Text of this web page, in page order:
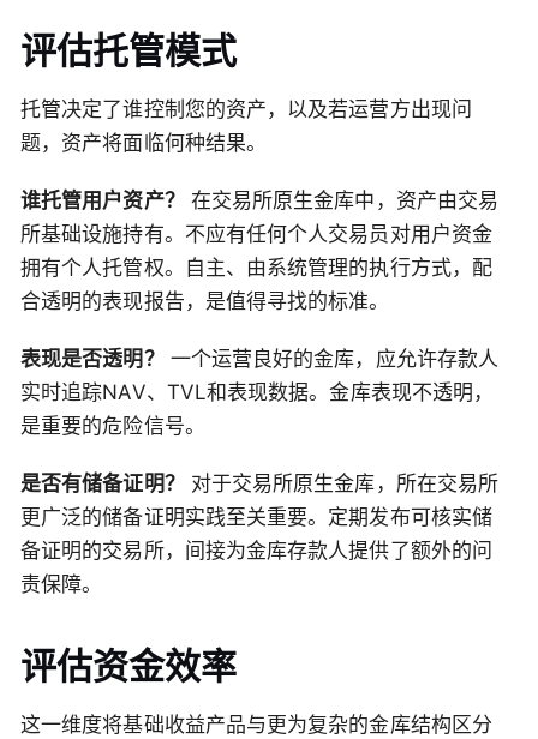
评估托管模式
托管决定了谁控制您的资产，以及若运营方出现问
题，资产将面临何种结果。
谁托管用户资产？
在交易所原生金库中，资产由交易
所基础设施持有。不应有任何个人交易员对用户资金
拥有个人托管权。自主、由系统管理的执行方式，配
合透明的表现报告，是值得寻找的标准。
表现是否透明？
一个运营良好的金库，应允许存款人
实时追踪NAV、TVL和表现数据。金库表现不透明，
是重要的危险信号。
是否有储备证明？
对于交易所原生金库，所在交易所
更广泛的储备证明实践至关重要。定期发布可核实储
备证明的交易所，间接为金库存款人提供了额外的问
责保障。
评估资金效率
这一维度将基础收益产品与更为复杂的金库结构区分